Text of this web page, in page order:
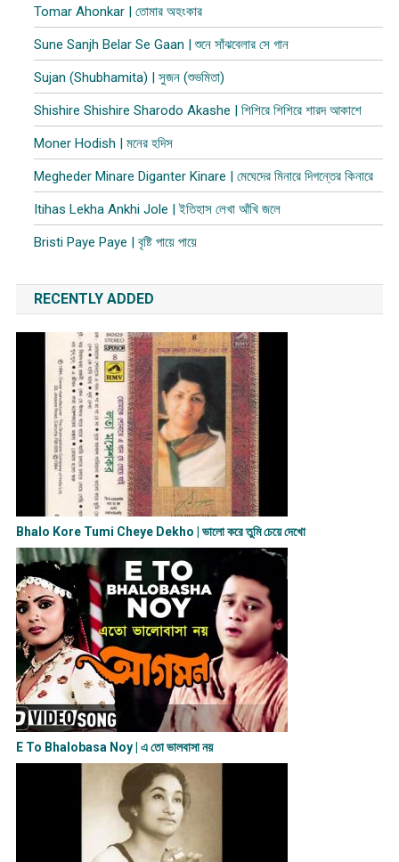
Tomar Ahonkar | তোমার অহংকার
Sune Sanjh Belar Se Gaan | শুনে সাঁঝবেলার সে গান
Sujan (Shubhamita) | সুজন (শুভমিতা)
Shishire Shishire Sharodo Akashe | শিশিরে শিশিরে শারদ আকাশে
Moner Hodish | মনের হদিস
Megheder Minare Diganter Kinare | মেঘেদের মিনারে দিগন্তের কিনারে
Itihas Lekha Ankhi Jole | ইতিহাস লেখা আঁখি জলে
Bristi Paye Paye | বৃষ্টি পায়ে পায়ে
RECENTLY ADDED
Bhalo Kore Tumi Cheye Dekho | ভালো করে তুমি চেয়ে দেখো
E To Bhalobasa Noy | এ তো ভালবাসা ন​য়